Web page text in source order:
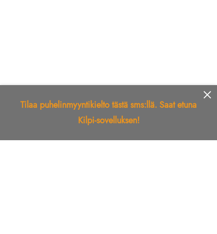
Tilaa puhelinmyyntikielto tästä sms:llä. Saat etuna
Kilpi-sovelluksen!